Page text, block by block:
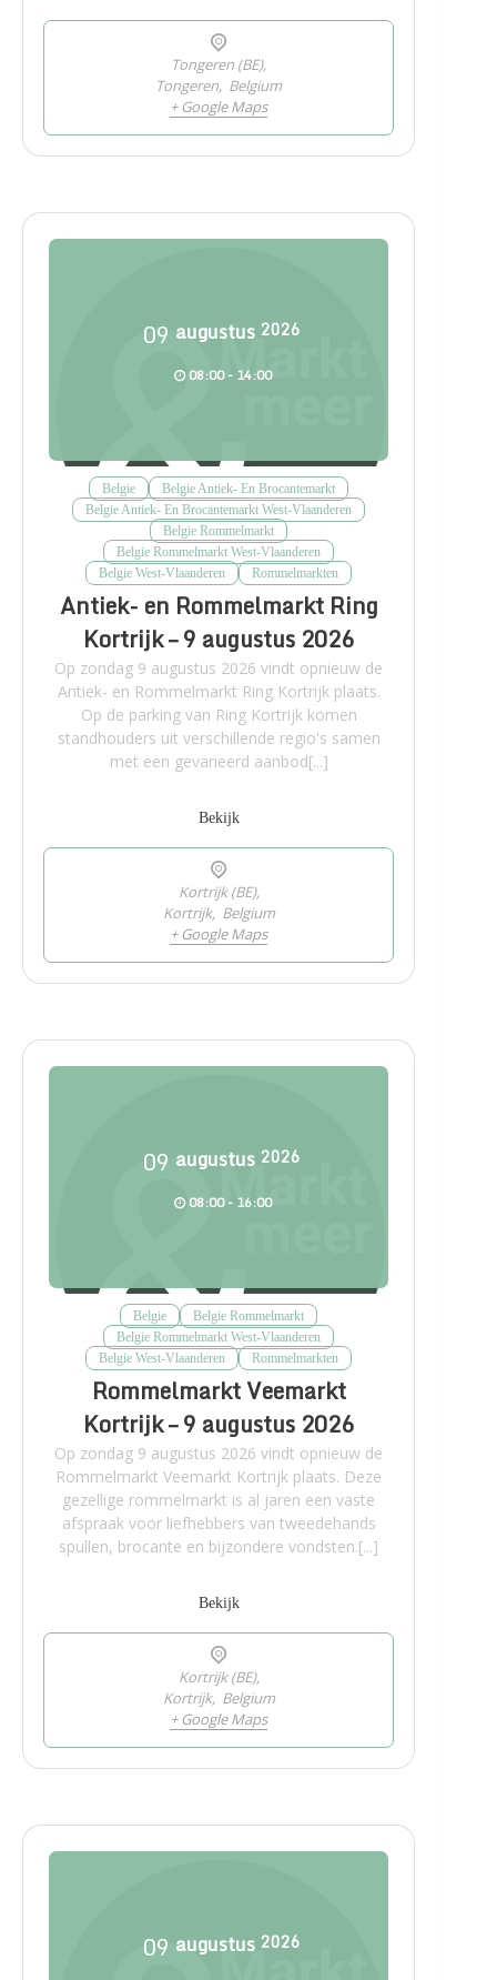
Tongeren (BE),
Tongeren, Belgium
+ Google Maps
09 augustus 2026
08:00 - 14:00
Belgie
Belgie Antiek- En Brocantemarkt
Belgie Antiek- En Brocantemarkt West-Vlaanderen
Belgie Rommelmarkt
Belgie Rommelmarkt West-Vlaanderen
Belgie West-Vlaanderen
Rommelmarkten
Antiek- en Rommelmarkt Ring
Kortrijk – 9 augustus 2026
Op zondag 9 augustus 2026 vindt opnieuw de
Antiek- en Rommelmarkt Ring Kortrijk plaats.
Op de parking van Ring Kortrijk komen
standhouders uit verschillende regio's samen
met een gevarieerd aanbod[...]
Bekijk
Kortrijk (BE),
Kortrijk, Belgium
+ Google Maps
09 augustus 2026
08:00 - 16:00
Belgie
Belgie Rommelmarkt
Belgie Rommelmarkt West-Vlaanderen
Belgie West-Vlaanderen
Rommelmarkten
Rommelmarkt Veemarkt
Kortrijk – 9 augustus 2026
Op zondag 9 augustus 2026 vindt opnieuw de
Rommelmarkt Veemarkt Kortrijk plaats. Deze
gezellige rommelmarkt is al jaren een vaste
afspraak voor liefhebbers van tweedehands
spullen, brocante en bijzondere vondsten.[...]
Bekijk
Kortrijk (BE),
Kortrijk, Belgium
+ Google Maps
09 augustus 2026